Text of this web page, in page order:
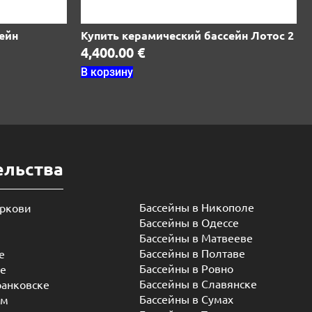
Купить керамический бассейн Лотос 2
4,400.00 €
В корзину
Бассейны в Никополе
Бассейны в Одессе
Бассейны в Матвееве
Бассейны в Полтаве
Бассейны в Ровно
Бассейны в Славянске
Бассейны в Сумах